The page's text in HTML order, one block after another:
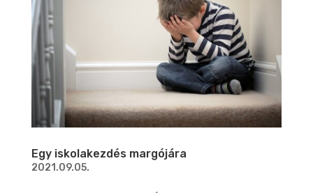
Egy iskolakezdés margójára
2021.09.05.